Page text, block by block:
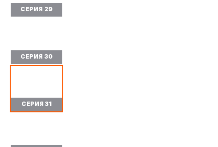
СЕРИЯ 29
СЕРИЯ 30
СЕРИЯ 31